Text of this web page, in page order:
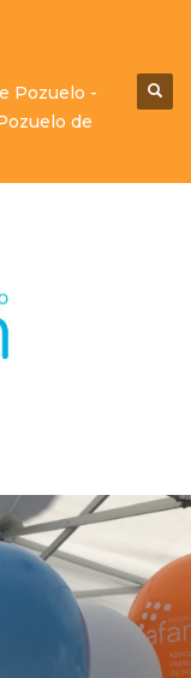
Pozuelo -
de